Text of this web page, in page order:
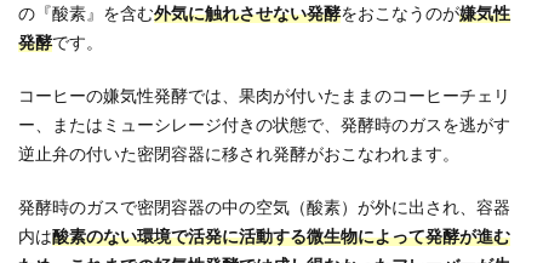
の『酸素』を含む外気に触れさせない発酵をおこなうのが嫌気性
発酵です。
コーヒーの嫌気性発酵では、果肉が付いたままのコーヒーチェリ
ー、またはミューシレージ付きの状態で、発酵時のガスを逃がす
逆止弁の付いた密閉容器に移され発酵がおこなわれます。
発酵時のガスで密閉容器の中の空気（酸素）が外に出され、容器
内は酸素のない環境で活発に活動する微生物によって発酵が進む